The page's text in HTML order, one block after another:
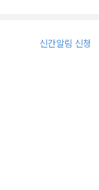
신간알림 신청